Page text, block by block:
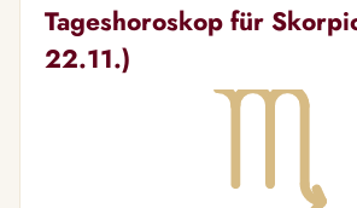
Tageshoroskop für
22.11.)